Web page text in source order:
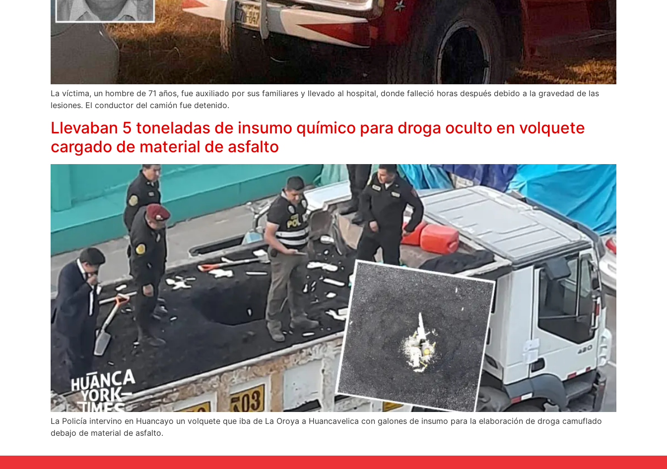
La víctima, un hombre de 71 años, fue auxiliado por sus familiares y llevado al hospital, donde falleció horas después debido a la gravedad de las
lesiones. El conductor del camión fue detenido.
Llevaban 5 toneladas de insumo químico para droga oculto en volquete
cargado de material de asfalto
La Policía intervino en Huancayo un volquete que iba de La Oroya a Huancavelica con galones de insumo para la elaboración de droga camuflado
debajo de material de asfalto.